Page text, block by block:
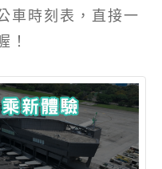
車時刻表，直接一
！